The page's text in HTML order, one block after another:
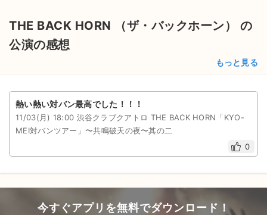
THE BACK HORN （ザ・バックホーン） の
公演の感想
もっと見る
熱い熱い対バン最高でした！！！
11/03(月) 18:00 渋谷クラブクアトロ THE BACK HORN「KYO-
MEI対バンツアー」〜共鳴破天の夜〜其の⼆
0
今すぐアプリを無料でダウンロード！